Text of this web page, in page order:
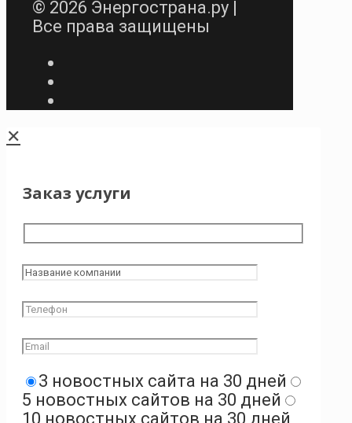
© 2026 Энергострана.ру |
Все права защищены
✕
Заказ услуги
3 новостных сайта на 30 дней
5 новостных сайтов на 30 дней
10 новостных сайтов на 30 дней